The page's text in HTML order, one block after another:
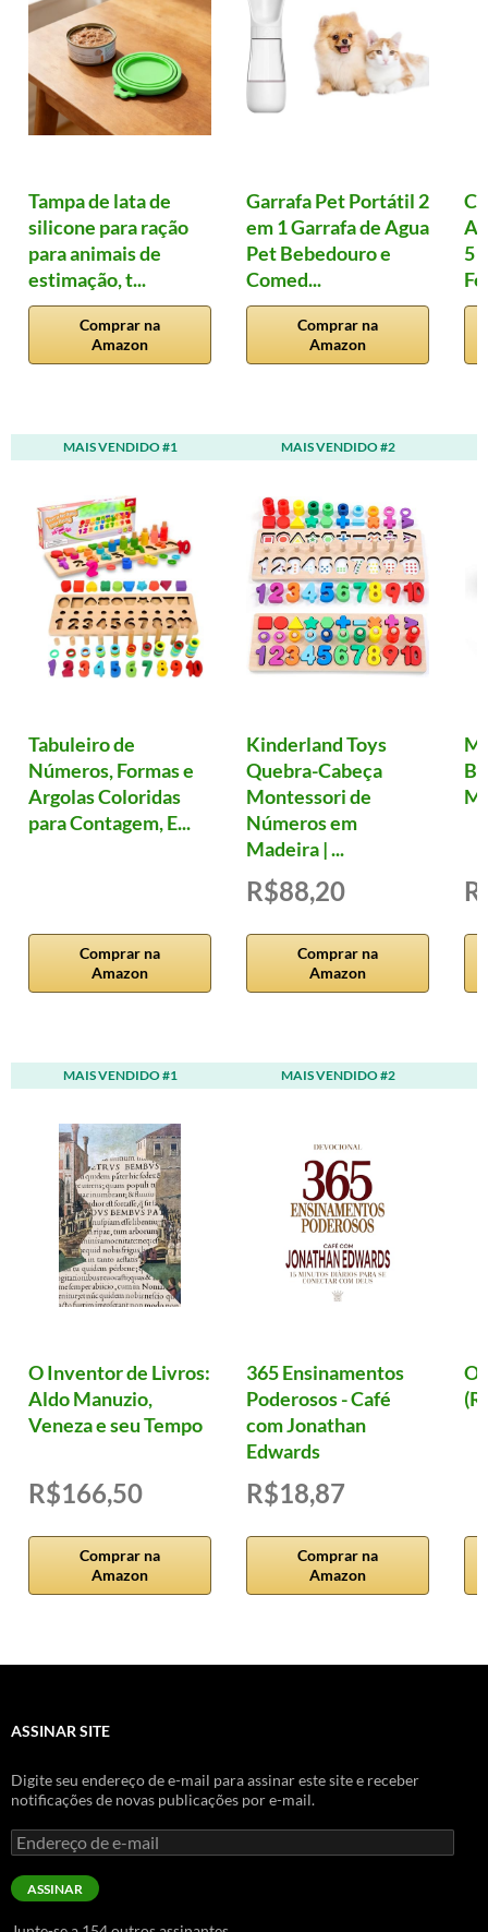
Tampa de lata de
silicone para ração
para animais de
estimação, t...
Comprar na
Amazon
Garrafa Pet Portátil 2
em 1 Garrafa de Agua
Pet Bebedouro e
Comed...
Comprar na
Amazon
5
MAIS VENDIDO #1
Tabuleiro de
Números, Formas e
Argolas Coloridas
para Contagem, E...
Comprar na
Amazon
MAIS VENDIDO #2
Kinderland Toys
Quebra-Cabeça
Montessori de
Números em
Madeira | ...
R$88,20
Comprar na
Amazon
MAIS VENDIDO #1
O Inventor de Livros:
Aldo Manuzio,
Veneza e seu Tempo
R$166,50
Comprar na
Amazon
MAIS VENDIDO #2
365 Ensinamentos
Poderosos - Café
com Jonathan
Edwards
R$18,87
Comprar na
Amazon
ASSINAR SITE
Digite seu endereço de e-mail para assinar este site e receber
notificações de novas publicações por e-mail.
Endereço
de
e-
mailASSINAR